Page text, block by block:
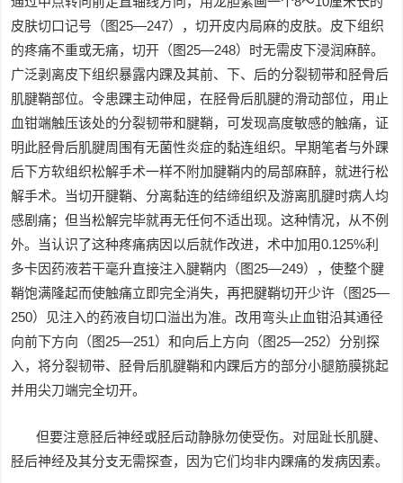
皮肤切口记号（图25—247），切开皮内局麻的皮肤。皮下组织
的疼痛不重或无痛，切开（图25—248）时无需皮下浸润麻醉。
广泛剥离皮下组织暴露内踝及其前、下、后的分裂韧带和胫骨后
肌腱鞘部位。令患踝主动伸屈，在胫骨后肌腱的滑动部位，用止
血钳端触压该处的分裂韧带和腱鞘，可发现高度敏感的触痛，证
明此胫骨后肌腱周围有无菌性炎症的黏连组织。早期笔者与外踝
后下方软组织松解手术一样不附加腱鞘内的局部麻醉，就进行松
解手术。当切开腱鞘、分离黏连的结缔组织及游离肌腱时病人均
感剧痛；但当松解完毕就再无任何不适出现。这种情况，从不例
外。当认识了这种疼痛病因以后就作改进，术中加用0.125%利
多卡因药液若干毫升直接注入腱鞘内（图25—249），使整个腱
鞘饱满隆起而使触痛立即完全消失，再把腱鞘切开少许（图25—
250）见注入的药液自切口溢出为准。改用弯头止血钳沿其通径
向前下方向（图25—251）和向后上方向（图25—252）分别探
入，将分裂韧带、胫骨后肌腱鞘和内踝后方的部分小腿筋膜挑起
并用尖刀端完全切开。
但要注意胫后神经或胫后动静脉勿使受伤。对屈趾长肌腱、
胫后神经及其分支无需探查，因为它们均非内踝痛的发病因素。